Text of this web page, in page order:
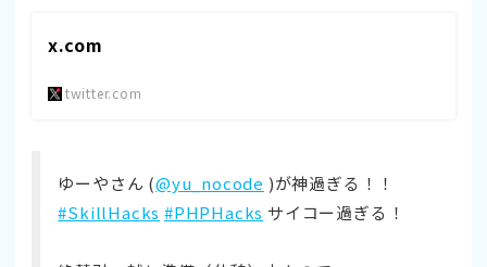
x.com
twitter.com
ゆーやさん (@yu_nocode )が神過ぎる！！
#SkillHacks #PHPHacks サイコー過ぎる！